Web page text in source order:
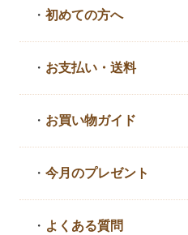
・初めての方へ
・ お支払い・送料
・ お買い物ガイド
・今月のプレゼント
・ よくある質問